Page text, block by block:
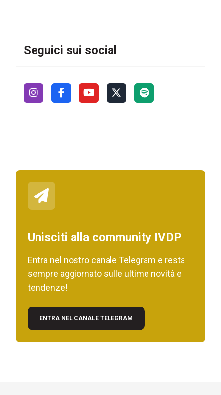
Seguici sui social
Unisciti alla community IVDP
Entra nel nostro canale Telegram e resta
sempre aggiornato sulle ultime novità e
tendenze!
ENTRA NEL CANALE TELEGRAM